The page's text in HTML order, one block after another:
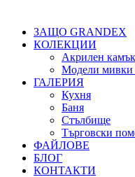
ЗАЩО GRANDEX
КОЛЕКЦИИ
Акрилен камък
Модели мивки
ГАЛЕРИЯ
Кухня
Баня
Стълбище
Търговски
ФАЙЛОВЕ
БЛОГ
КОНТАКТИ